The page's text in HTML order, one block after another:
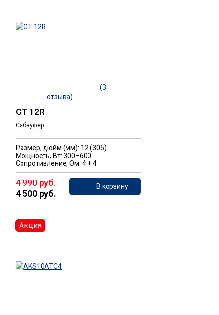
(3
отзыва)
GT 12R
Сабвуфер
Размер, дюйм (мм): 12 (305)
Мощность, Вт: 300–600
Сопротивление, Ом: 4 + 4
4 990 руб.
4 500 руб.
В корзину
Акция